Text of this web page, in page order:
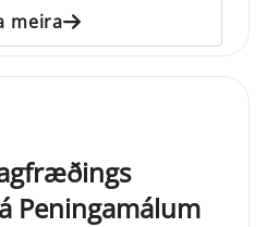
meira
Peningamálum